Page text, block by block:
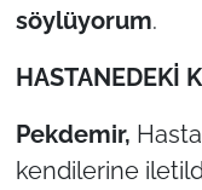
söylüyorum.
HASTANEDEKİ
Pekdemir,
kendilerine